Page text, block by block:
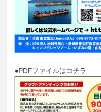
●PDFファイルはコチラ